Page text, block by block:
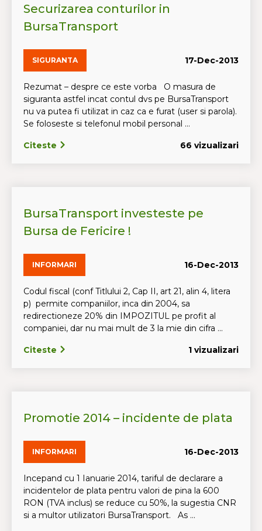
Securizarea conturilor in
BursaTransport
SIGURANTA 17-Dec-2013
Rezumat – despre ce este vorba O masura de
siguranta astfel incat contul dvs pe BursaTransport
nu va putea fi utilizat in caz ca e furat (user si parola).
Se foloseste si telefonul mobil personal ...
Citeste 66 vizualizari
BursaTransport investeste pe
Bursa de Fericire !
INFORMARI 16-Dec-2013
Codul fiscal (conf Titlului 2, Cap II, art 21, alin 4, litera
p) permite companiilor, inca din 2004, sa
redirectioneze 20% din IMPOZITUL pe profit al
companiei, dar nu mai mult de 3 la mie din cifra ...
Citeste 1 vizualizari
Promotie 2014 – incidente de plata
INFORMARI 16-Dec-2013
Incepand cu 1 Ianuarie 2014, tariful de declarare a
incidentelor de plata pentru valori de pina la 600
RON (TVA inclus) se reduce cu 50%, la sugestia CNR
si a multor utilizatori BursaTransport. As ...